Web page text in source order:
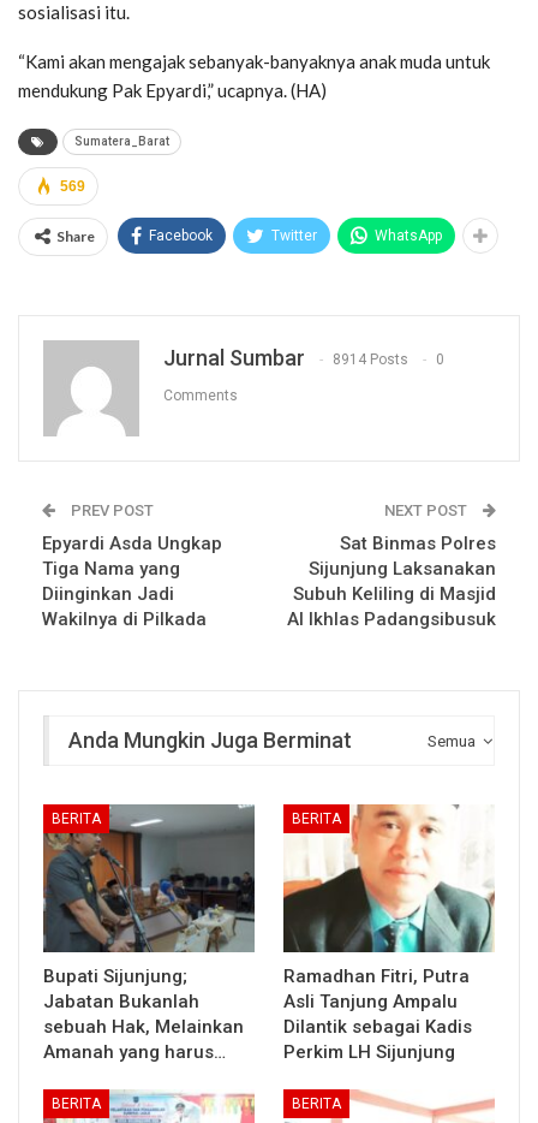
sosialisasi itu.
“Kami akan mengajak sebanyak-banyaknya anak muda untuk
mendukung Pak Epyardi,” ucapnya. (HA)
Sumatera_Barat
569
Share Facebook Twitter WhatsApp
Jurnal Sumbar 8914 Posts 0
Comments
PREV POST
Epyardi Asda Ungkap
Tiga Nama yang
Diinginkan Jadi
Wakilnya di Pilkada
NEXT POST
Sat Binmas Polres
Sijunjung Laksanakan
Subuh Keliling di Masjid
Al Ikhlas Padangsibusuk
Semua
Anda Mungkin Juga Berminat
BERITA
Bupati Sijunjung;
Jabatan Bukanlah
sebuah Hak, Melainkan
Amanah yang harus…
BERITA
Ramadhan Fitri, Putra
Asli Tanjung Ampalu
Dilantik sebagai Kadis
Perkim LH Sijunjung
BERITA BERITA